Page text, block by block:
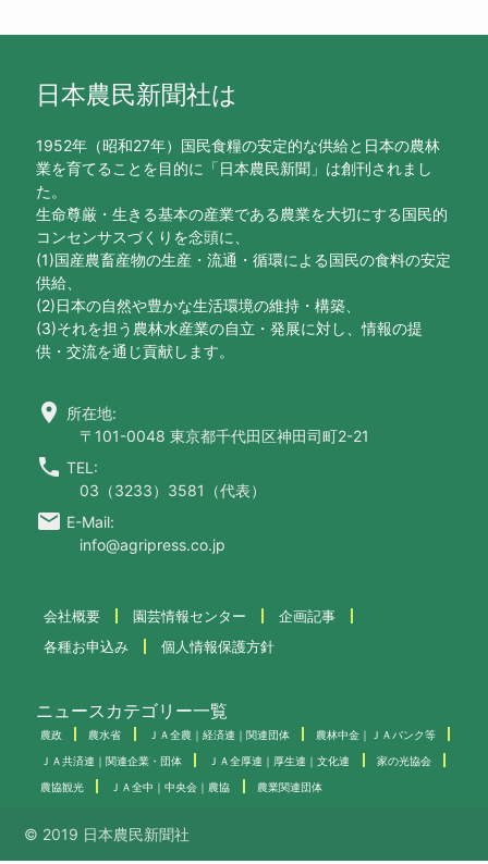
日本農民新聞社は
1952年（昭和27年）国民食糧の安定的な供給と日本の農林
業を育てることを目的に「日本農民新聞」は創刊されまし
た。
生命尊厳・生きる基本の産業である農業を大切にする国民的
コンセンサスづくりを念頭に、
(1)国産農畜産物の生産・流通・循環による国民の食料の安定
供給、
(2)日本の自然や豊かな生活環境の維持・構築、
(3)それを担う農林水産業の自立・発展に対し、情報の提
供・交流を通じ貢献します。
location_on 所在地:
〒101-0048 東京都千代田区神田司町2-21
call TEL:
03（3233）3581（代表）
email E-Mail:
info@agripress.co.jp
会社概要 園芸情報センター
企画記事
各種お申込み
個人情報保護方針
ニュースカテゴリー一覧
農政 農水省 ＪＡ全農｜経済連｜関連団体 農林中金｜ＪＡバンク等
ＪＡ共済連｜関連企業・団体 ＪＡ全厚連｜厚生連｜文化連 家の光協会
農協観光 ＪＡ全中｜中央会｜農協 農業関連団体
© 2019 日本農民新聞社